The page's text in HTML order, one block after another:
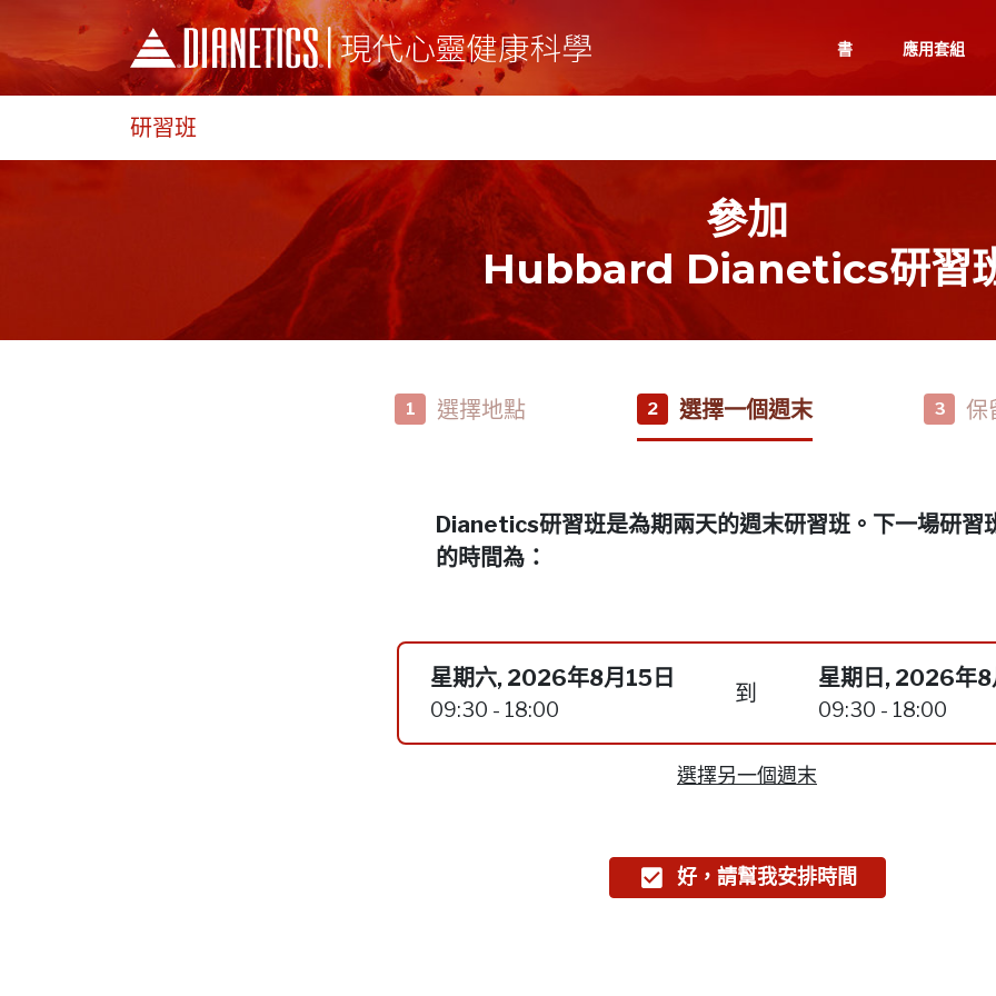
書 應用套組
研習班
參加
Hubbard Dianetics研習
1 選擇地點 2 選擇一個週末 3 保
Dianetics研習班是為期兩天的週末研習班。下一場研習
的時間為：
星期六, 2026年8月15日
09:30 - 18:00
到
星期日, 2026年8
09:30 - 18:00
選擇另一個週末
好，請幫我安排時間